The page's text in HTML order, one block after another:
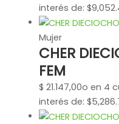
interés de:
Mujer
CHER
FEM
$ 21.147,00o en 4
interés de: